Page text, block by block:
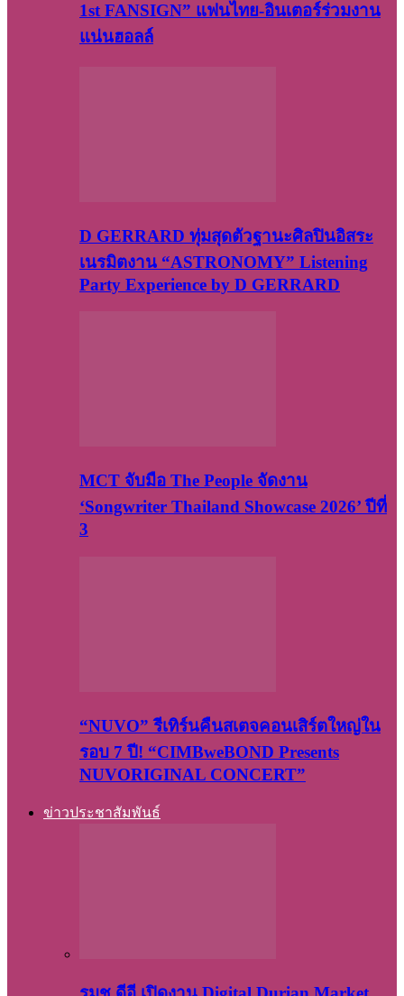
1st FANSIGN” แฟนไทย-อินเตอร์ร่วมงาน
แน่นฮอลล์
D GERRARD ทุ่มสุดตัวฐานะศิลปินอิสระ
เนรมิตงาน “ASTRONOMY” Listening
Party Experience by D GERRARD
MCT จับมือ The People จัดงาน
‘Songwriter Thailand Showcase 2026’ ปีที่
3
“NUVO” รีเทิร์นคืนสเตจคอนเสิร์ตใหญ่ใน
รอบ 7 ปี! “CIMBweBOND Presents
NUVORIGINAL CONCERT”
ข่าวประชาสัมพันธ์